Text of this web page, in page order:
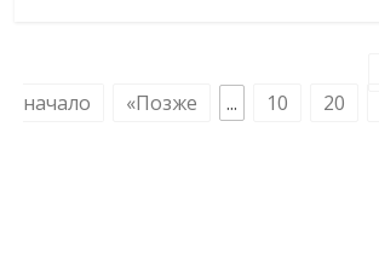
начало
«Позже ... 10 20